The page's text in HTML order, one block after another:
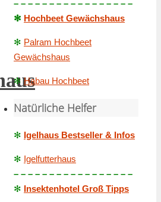
– – – – – – – – – – – – – – – – –
✻ Hochbeet Gewächshaus
✻ Palram Hochbeet
Gewächshaus
✻ Habau Hochbeet
Natürliche Helfer
✻ Igelhaus Bestseller & Infos
✻ Igelfutterhaus
– – – – – – – – – – – – – – – – –
✻ Insektenhotel Groß Tipps